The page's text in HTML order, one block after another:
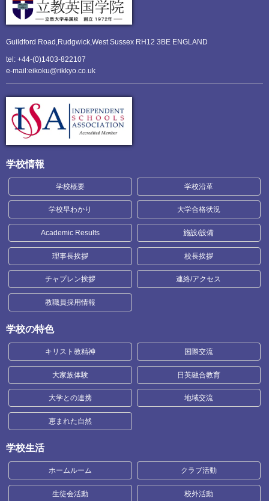
Guildford Road,Rudgwick,West Sussex RH12 3BE ENGLAND
tel: +44-(0)1403-822107
e-mail:eikoku@rikkyo.co.uk
学校情報
学校概要 学校沿革
学校早わかり 大学合格状況
Academic Results 施設/設備
理事長挨拶 校長挨拶
チャプレン挨拶 連絡/アクセス
教職員採用情報
学校の特色
キリスト教精神 国際交流
大家族体験 日英融合教育
大学との連携 地域交流
恵まれた自然
学校生活
ホームルーム クラブ活動
生徒会活動 校外活動